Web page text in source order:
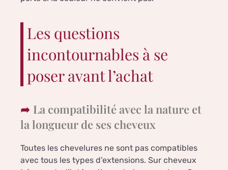
Les questions
incontournables à se
poser avant l’achat
La compatibilité avec la nature et
la longueur de ses cheveux
Toutes les chevelures ne sont pas compatibles
avec tous les types d’extensions. Sur cheveux